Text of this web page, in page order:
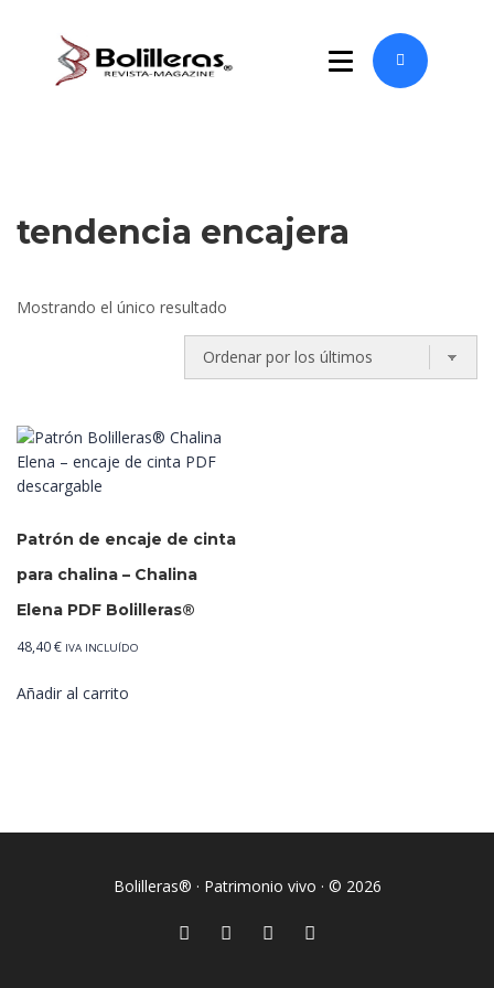
tendencia encajera
Mostrando el único resultado
Patrón de encaje de cinta
para chalina – Chalina
Elena PDF Bolilleras®
48,40€ IVA INCLUÍDO
Añadir al carrito
Bolilleras® · Patrimonio vivo · © 2026